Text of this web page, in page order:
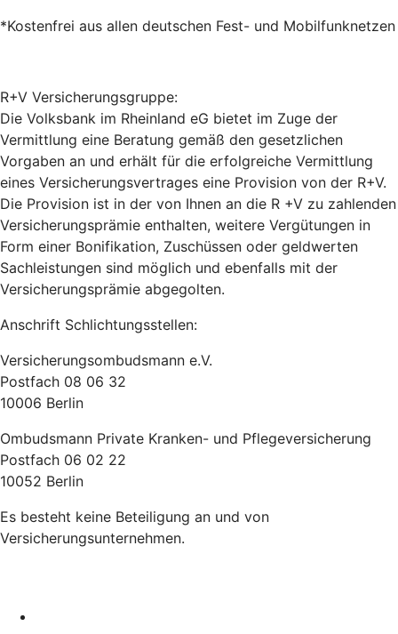
*Kostenfrei aus allen deutschen Fest- und Mobilfunknetzen
R+V Versicherungsgruppe:
Die Volksbank im Rheinland eG bietet im Zuge der
Vermittlung eine Beratung gemäß den gesetzlichen
Vorgaben an und erhält für die erfolgreiche Vermittlung
eines Versicherungsvertrages eine Provision von der R+V.
Die Provision ist in der von Ihnen an die R +V zu zahlenden
Versicherungsprämie enthalten, weitere Vergütungen in
Form einer Bonifikation, Zuschüssen oder geldwerten
Sachleistungen sind möglich und ebenfalls mit der
Versicherungsprämie abgegolten.
Anschrift Schlichtungsstellen:
Versicherungsombudsmann e.V.
Postfach 08 06 32
10006 Berlin
Ombudsmann Private Kranken- und Pflegeversicherung
Postfach 06 02 22
10052 Berlin
Es besteht keine Beteiligung an und von
Versicherungsunternehmen.